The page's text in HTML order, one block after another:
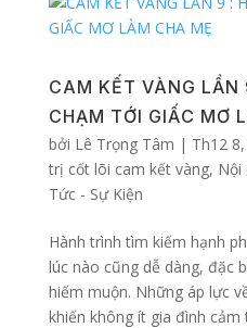
CAM KẾT VÀNG LẦN
CHẠM TỚI GIẤC MƠ
bởi Lê Trọng Tâm | Th12
trị cốt lõi cam kết vàng, Nội
Tức - Sự Kiện
Hành trình tìm kiếm hạnh
lúc nào cũng dễ dàng, đặc
hiếm muộn. Những áp lực
khiến không ít gia đình